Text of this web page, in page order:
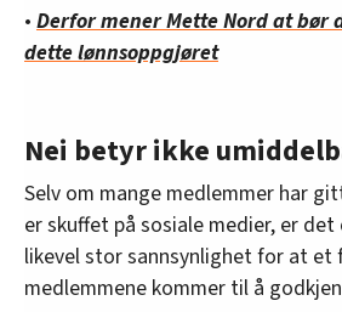
• Derfor mener Mette Nord at bør
dette lønnsoppgjøret
Nei betyr ikke
Selv om mange medlemmer har
er skuffet på sosiale medier, er
likevel stor sannsynlighet for at et
medlemmene kommer til å